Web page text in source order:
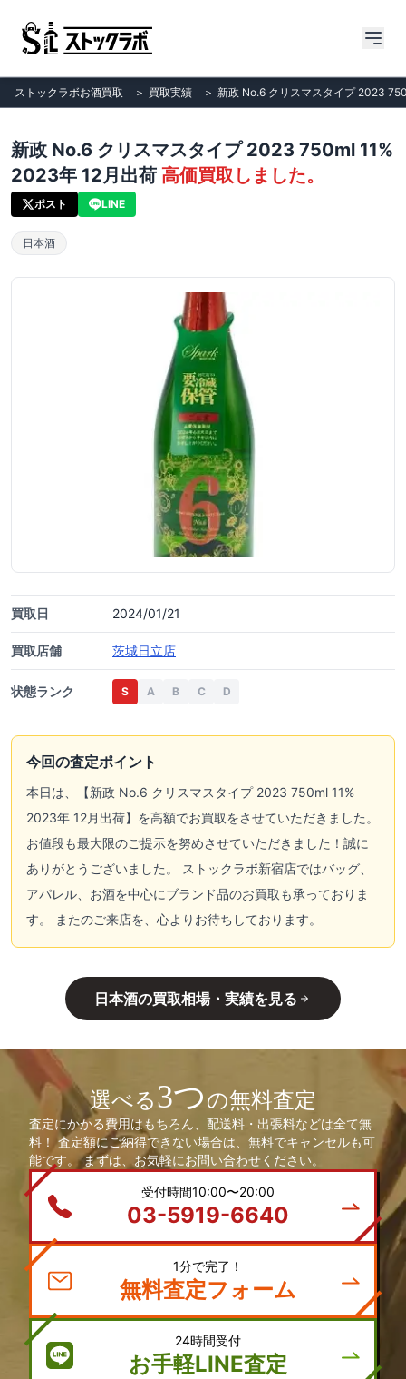
ストックラボお酒買取 ＞ 買取実績 ＞ 新政 No.6 クリスマスタイプ 2023
新政 No.6 クリスマスタイプ 2023 750ml 11%
2023年 12月出荷 高価買取しました。
ポスト LINE
日本酒
買取日 2024/01/21
買取店舗 茨城日立店
状態ランク S A B C D
今回の査定ポイント
本日は、【新政 No.6 クリスマスタイプ 2023 750ml 11%
2023年 12月出荷】を高額でお買取をさせていただきました。
お値段も最大限のご提示を努めさせていただきました！誠に
ありがとうございました。 ストックラボ新宿店ではバッグ、
アパレル、お酒を中心にブランド品のお買取も承っておりま
す。 またのご来店を、心よりお待ちしております。
日本酒の買取相場・実績を見る
選べる3つの無料査定
査定にかかる費用はもちろん、配送料・出張料などは全て無
料！ 査定額にご納得できない場合は、無料でキャンセルも可
能です。 まずは、お気軽にお問い合わせください。
受付時間10:00〜20:00
03-5919-6640
1分で完了！
無料査定フォーム
24時間受付
お手軽LINE査定